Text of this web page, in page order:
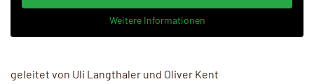
Weitere Informationen
geleitet von Uli Langthaler und Oliver Kent